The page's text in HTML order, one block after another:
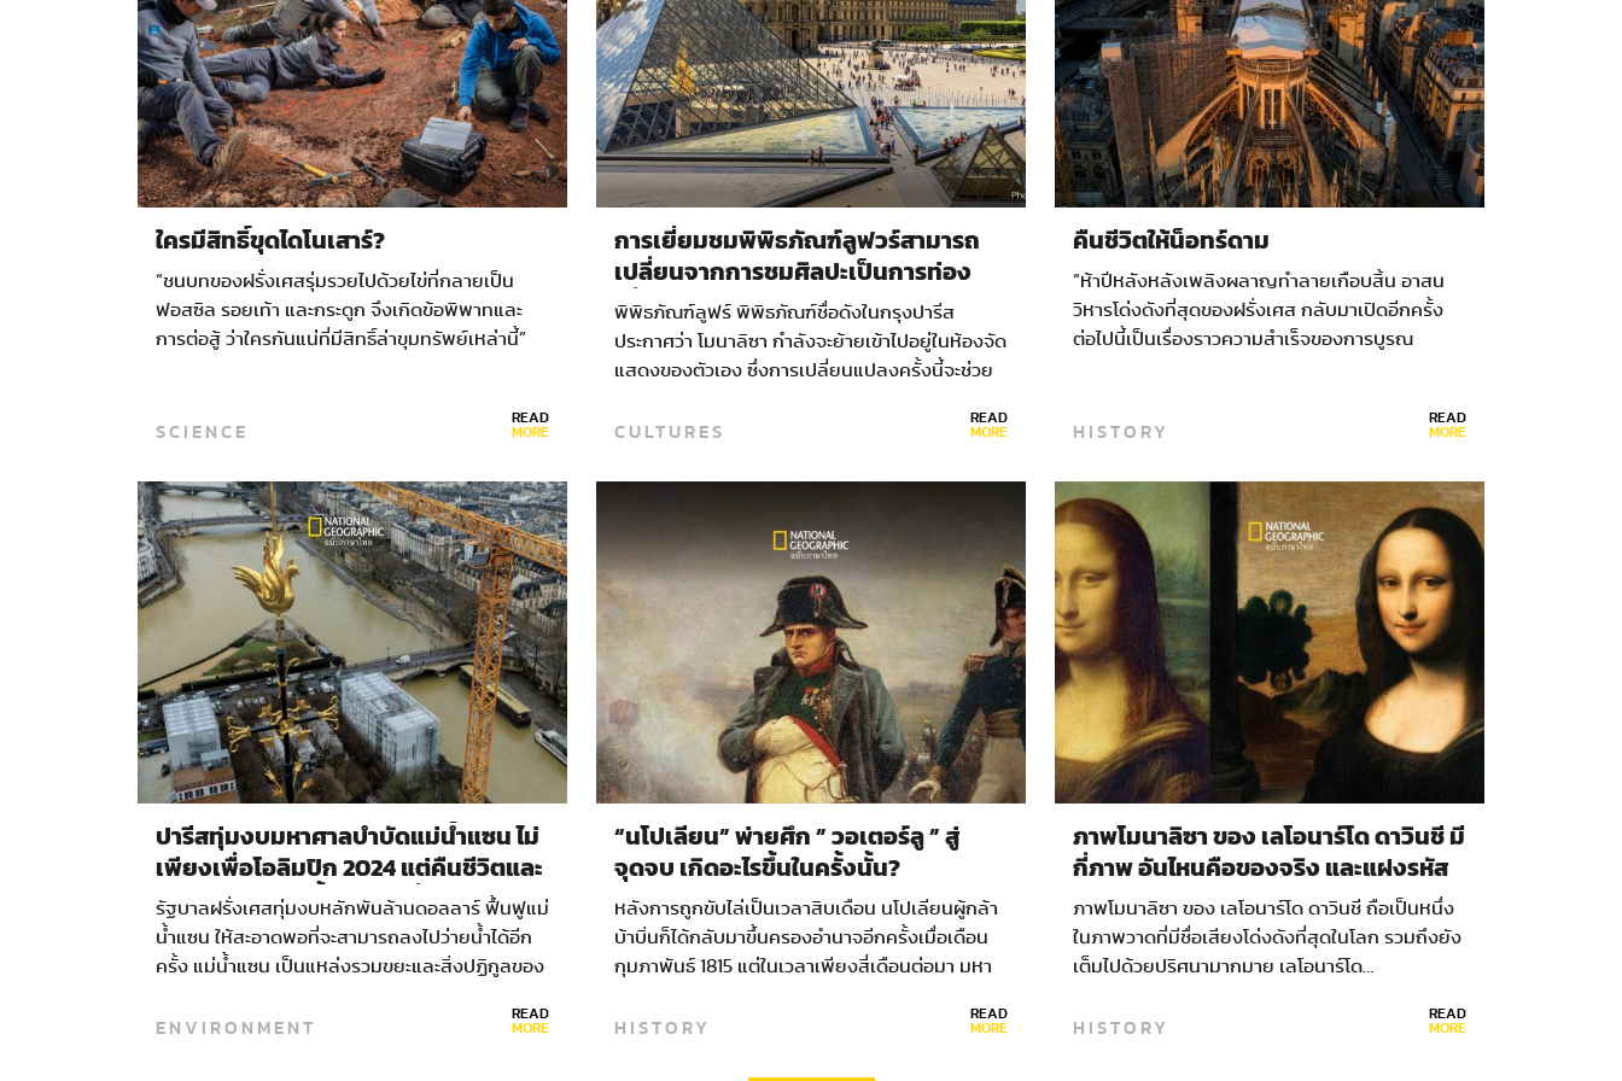
ใครมีสิทธิ์ขุดไดโนเสาร์?
“ชนบทของฝรั่งเศสรุ่มรวยไปด้วยไข่ที่กลายเป็น
ฟอสซิล รอยเท้า และกระดูก จึงเกิดข้อพิพาทและ
การต่อสู้ ว่าใครกันแน่ที่มีสิทธิ์ล่าขุมทรัพย์เหล่านี้”
SCIENCE READ
MORE
การเยี่ยมชมพิพิธภัณฑ์ลูฟวร์สามารถ
เปลี่ยนจากการชมศิลปะเป็นการท่อง
เที่ยวเชิงอาหารได้
พิพิธภัณฑ์ลูฟร์ พิพิธภัณฑ์ชื่อดังในกรุงปารีส
ประกาศว่า โมนาลิซา กำลังจะย้ายเข้าไปอยู่ในห้องจัด
แสดงของตัวเอง ซึ่งการเปลี่ยนแปลงครั้งนี้จะช่วย
ในรูปแบบที่ต่างออกไป การท่องเที่ยวเชิงอาหาร
CULTURES READ
MORE
คืนชีวิตให้น็อทร์ดาม
“ห้าปีหลังหลังเพลิงผลาญทำลายเกือบสิ้น อาสน
วิหารโด่งดังที่สุดของฝรั่งเศส กลับมาเปิดอีกครั้ง
ต่อไปนี้เป็นเรื่องราวความสำเร็จของการบูรณ
รน็อทร์ดามในปารีส เริ่มต้นจากใต้หลังคา…
HISTORY READ
MORE
ปารีสทุ่มงบมหาศาลบำบัดแม่น้ำแซน ไม่
เพียงเพื่อโอลิมปิก 2024 แต่คืนชีวิตและ
ลมหายใจแก่แม่น้ำอันเป็นที่รัก
รัฐบาลฝรั่งเศสทุ่มงบหลักพันล้านดอลลาร์ ฟื้นฟูแม่
น้ำแซน ให้สะอาดพอที่จะสามารถลงไปว่ายน้ำได้อีก
ครั้ง แม่น้ำแซน เป็นแหล่งรวมขยะและสิ่งปฏิกูลของ
ประมาณมากถึง 1,500…
ENVIRONMENT READ
MORE
“นโปเลียน” พ่ายศึก ” วอเตอร์ลู ” สู่
จุดจบ เกิดอะไรขึ้นในครั้งนั้น?
หลังการถูกขับไล่เป็นเวลาสิบเดือน นโปเลียนผู้กล้า
บ้าบิ่นก็ได้กลับมาขึ้นครองอำนาจอีกครั้งเมื่อเดือน
กุมภาพันธ์ 1815 แต่ในเวลาเพียงสี่เดือนต่อมา มหา
ต้องเผชิญกับความพ่ายแพ้เป็นครั้งสุดท้ายต่อ
HISTORY READ
MORE
ภาพโมนาลิซา ของ เลโอนาร์โด ดาวินชี มี
กี่ภาพ อันไหนคือของจริง และแฝงรหัส
ลับหรือไม่
ภาพโมนาลิซา ของ เลโอนาร์โด ดาวินชี ถือเป็นหนึ่ง
ในภาพวาดที่มีชื่อเสียงโด่งดังที่สุดในโลก รวมถึงยัง
เต็มไปด้วยปริศนามากมาย เลโอนาร์โด…
HISTORY READ
MORE